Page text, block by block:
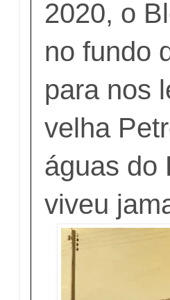
2020, o
no fundo
para nos
velha
águas do
viveu